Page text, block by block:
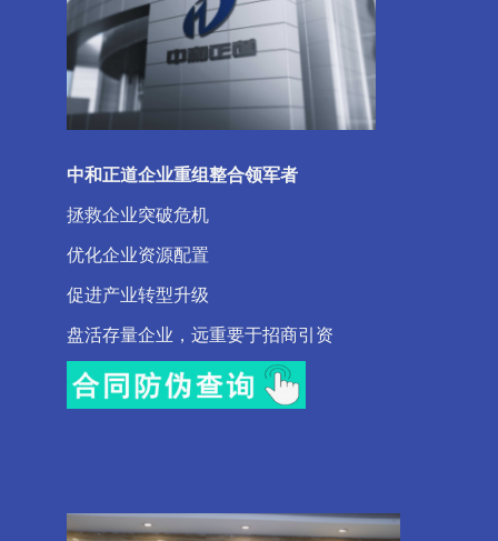
中和正道企业重组整合领军者
拯救企业突破危机
优化企业资源配置
促进产业转型升级
盘活存量企业，远重要于招商引资